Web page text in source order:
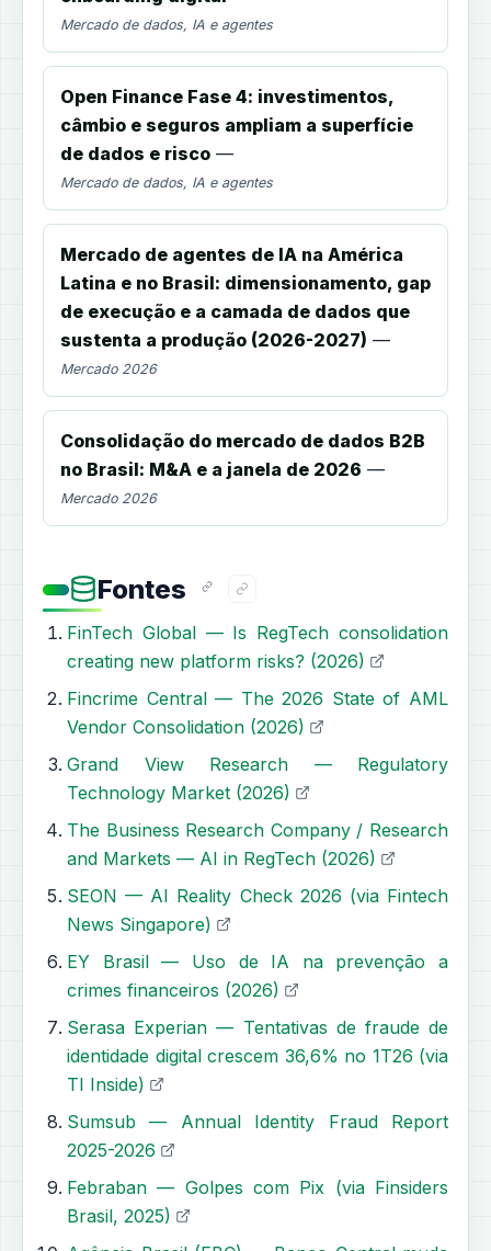
Mercado de dados, IA e agentes
Open Finance Fase 4: investimentos,
câmbio e seguros ampliam a superfície
de dados e risco —
Mercado de dados, IA e agentes
Mercado de agentes de IA na América
Latina e no Brasil: dimensionamento, gap
de execução e a camada de dados que
sustenta a produção (2026-2027) —
Mercado 2026
Consolidação do mercado de dados B2B
no Brasil: M&A e a janela de 2026 —
Mercado 2026
Fontes
FinTech Global — Is RegTech consolidation
creating new platform risks? (2026)
Fincrime Central — The 2026 State of AML
Vendor Consolidation (2026)
Grand View Research — Regulatory
Technology Market (2026)
The Business Research Company / Research
and Markets — AI in RegTech (2026)
SEON — AI Reality Check 2026 (via Fintech
News Singapore)
EY Brasil — Uso de IA na prevenção a
crimes financeiros (2026)
Serasa Experian — Tentativas de fraude de
identidade digital crescem 36,6% no 1T26 (via
TI Inside)
Sumsub — Annual Identity Fraud Report
2025-2026
Febraban — Golpes com Pix (via Finsiders
Brasil, 2025)